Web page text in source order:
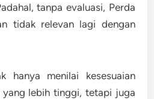
tanpa evaluasi, Perda
tidak relevan lagi dengan
hanya menilai kesesuaian
yang lebih tinggi, tetapi juga